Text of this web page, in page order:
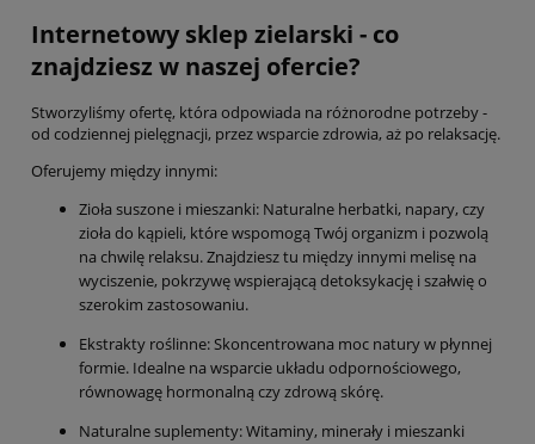
Internetowy sklep zielarski - co
znajdziesz w naszej ofercie?
Stworzyliśmy ofertę, która odpowiada na różnorodne potrzeby -
od codziennej pielęgnacji, przez wsparcie zdrowia, aż po relaksację.
Oferujemy między innymi:
Zioła suszone i mieszanki: Naturalne herbatki, napary, czy
zioła do kąpieli, które wspomogą Twój organizm i pozwolą
na chwilę relaksu. Znajdziesz tu między innymi melisę na
wyciszenie, pokrzywę wspierającą detoksykację i szałwię o
szerokim zastosowaniu.
Ekstrakty roślinne: Skoncentrowana moc natury w płynnej
formie. Idealne na wsparcie układu odpornościowego,
równowagę hormonalną czy zdrową skórę.
Naturalne suplementy: Witaminy, minerały i mieszanki